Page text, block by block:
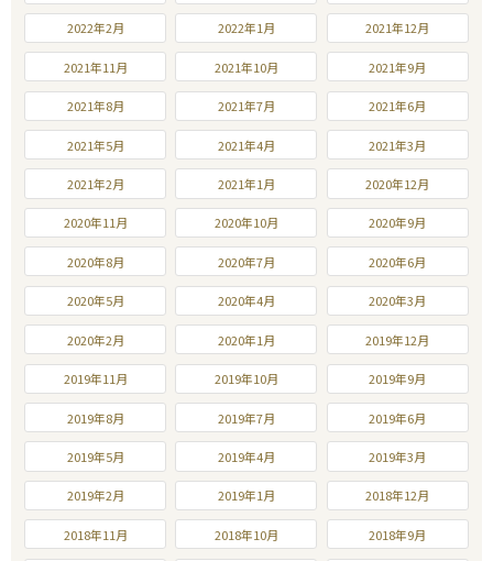
2022年2月 2022年1月 2021年12月
2021年11月 2021年10月 2021年9月
2021年8月 2021年7月 2021年6月
2021年5月 2021年4月 2021年3月
2021年2月 2021年1月 2020年12月
2020年11月 2020年10月 2020年9月
2020年8月 2020年7月 2020年6月
2020年5月 2020年4月 2020年3月
2020年2月 2020年1月 2019年12月
2019年11月 2019年10月 2019年9月
2019年8月 2019年7月 2019年6月
2019年5月 2019年4月 2019年3月
2019年2月 2019年1月 2018年12月
2018年11月 2018年10月 2018年9月